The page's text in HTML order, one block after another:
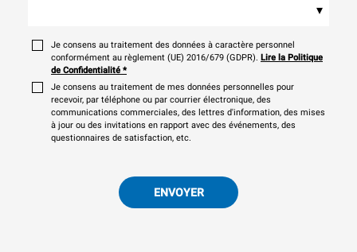
▾
Je consens au traitement des données à caractère personnel
conformément au règlement (UE) 2016/679 (GDPR). Lire la Politique
de Confidentialité *
Je consens au traitement de mes données personnelles pour
recevoir, par téléphone ou par courrier électronique, des
communications commerciales, des lettres d'information, des mises
à jour ou des invitations en rapport avec des événements, des
questionnaires de satisfaction, etc.
ENVOYER